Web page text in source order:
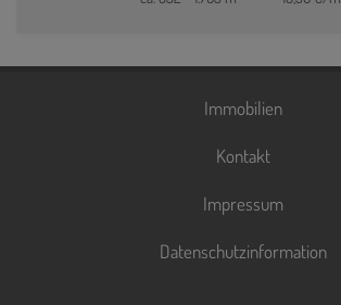
Immobilien
Kontakt
Impressum
Datenschutzinformation